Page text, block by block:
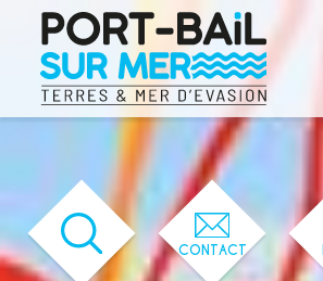
CONTACT
'560' / '631' / '552' / '81' / '1' / '560'